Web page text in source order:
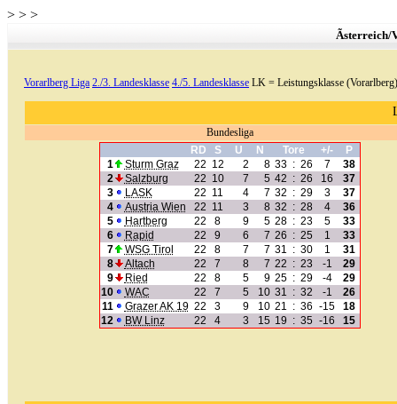
> > >
Vorarlberg Liga 2./3. Landesklasse 4./5. Landesklasse LK = Leistungsklasse (Vorarlberg)
Bundesliga
RD
S U N Tore +/-
P
1
Sturm Graz 22 12 2 8 33 : 26 7
38
2
Salzburg 22 10 7 5 42 : 26 16
37
3
LASK 22 11 4 7 32 : 29 3
37
4
Austria Wien 22 11 3 8 32 : 28 4
36
5
Hartberg 22 8 9 5 28 : 23 5
33
6
Rapid 22 9 6 7 26 : 25 1
33
7
WSG Tirol 22 8 7 7 31 : 30 1
31
8
Altach 22 7 8 7 22 : 23 -1
29
9
Ried 22 8 5 9 25 : 29 -4
29
10
WAC 22 7 5 10 31 : 32 -1
26
11
Grazer AK 19 22 3 9 10 21 : 36 -15
18
12
BW Linz 22 4 3 15 19 : 35 -16 15